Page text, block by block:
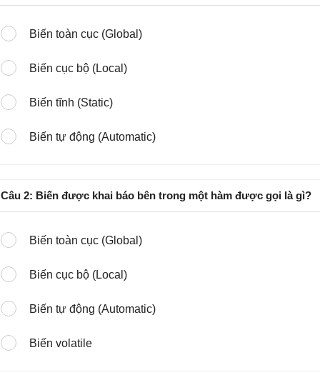
Biến toàn cục (Global)
Biến cục bộ (Local)
Biến tĩnh (Static)
Biến tự động (Automatic)
Câu 2: Biến được khai báo bên trong một hàm được gọi là gì?
Biến toàn cục (Global)
Biến cục bộ (Local)
Biến tự động (Automatic)
Biến volatile